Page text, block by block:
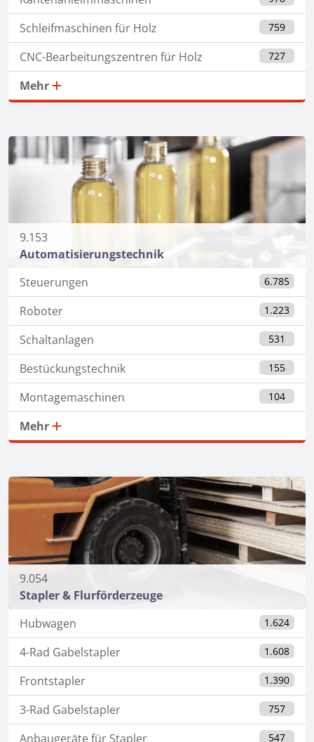
Schleifmaschinen für Holz 759
CNC-Bearbeitungszentren für Holz 727
Mehr
9.153
Automatisierungstechnik
Steuerungen
6.785
Roboter 1.223
Schaltanlagen 531
Bestückungstechnik 155
Montagemaschinen 104
Mehr
9.054
Stapler & Flurförderzeuge
Hubwagen
1.624
4-Rad Gabelstapler 1.608
Frontstapler 1.390
3-Rad Gabelstapler 757
Anbaugeräte für Stapler 547